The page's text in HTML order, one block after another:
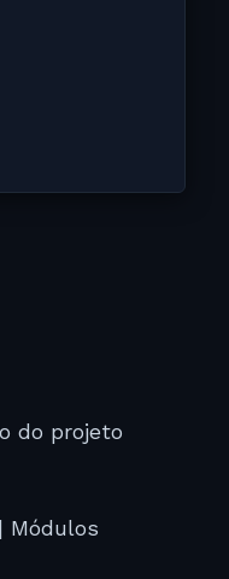
do projeto
| Módulos